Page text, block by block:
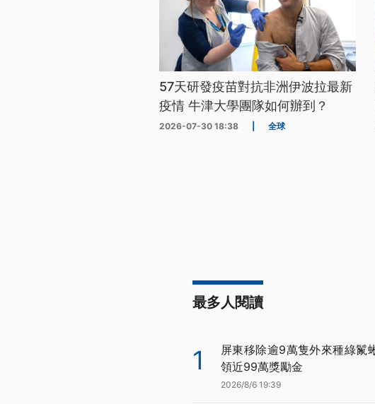
57天研發疫苗對抗非洲伊波拉最新
疫情 牛津大學團隊如何辦到？
2026-07-30 18:38 全球
最多人閱讀
1
屏東移除逾9萬隻外來種綠鬣
領近99萬獎勵金
2026/8/6 19:39